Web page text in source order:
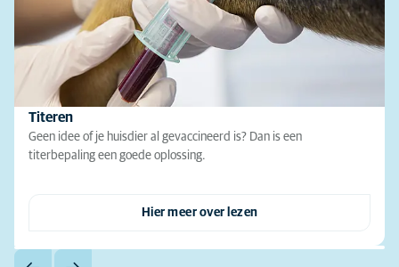
Titeren
Geen idee of je huisdier al gevaccineerd is? Dan is een
titerbepaling een goede oplossing.
Hier meer over lezen